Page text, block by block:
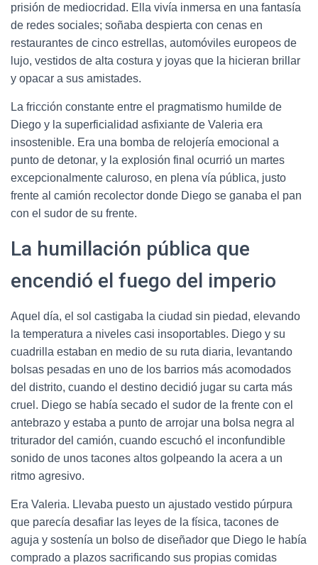
prisión de mediocridad. Ella vivía inmersa en una fantasía
de redes sociales; soñaba despierta con cenas en
restaurantes de cinco estrellas, automóviles europeos de
lujo, vestidos de alta costura y joyas que la hicieran brillar
y opacar a sus amistades.
La fricción constante entre el pragmatismo humilde de
Diego y la superficialidad asfixiante de Valeria era
insostenible. Era una bomba de relojería emocional a
punto de detonar, y la explosión final ocurrió un martes
excepcionalmente caluroso, en plena vía pública, justo
frente al camión recolector donde Diego se ganaba el pan
con el sudor de su frente.
La humillación pública que
encendió el fuego del imperio
Aquel día, el sol castigaba la ciudad sin piedad, elevando
la temperatura a niveles casi insoportables. Diego y su
cuadrilla estaban en medio de su ruta diaria, levantando
bolsas pesadas en uno de los barrios más acomodados
del distrito, cuando el destino decidió jugar su carta más
cruel. Diego se había secado el sudor de la frente con el
antebrazo y estaba a punto de arrojar una bolsa negra al
triturador del camión, cuando escuchó el inconfundible
sonido de unos tacones altos golpeando la acera a un
ritmo agresivo.
Era Valeria. Llevaba puesto un ajustado vestido púrpura
que parecía desafiar las leyes de la física, tacones de
aguja y sostenía un bolso de diseñador que Diego le había
comprado a plazos sacrificando sus propias comidas